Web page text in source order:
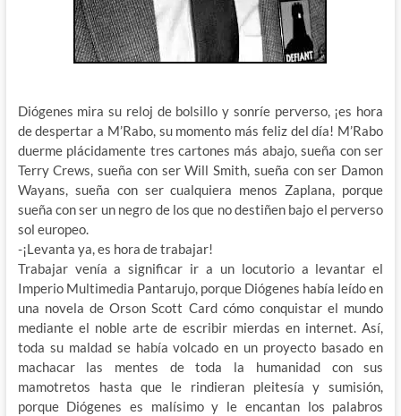
Diógenes mira su reloj de bolsillo y sonríe perverso, ¡es hora
de despertar a M’Rabo, su momento más feliz del día! M’Rabo
duerme plácidamente tres cartones más abajo, sueña con ser
Terry Crews, sueña con ser Will Smith, sueña con ser Damon
Wayans, sueña con ser cualquiera menos Zaplana, porque
sueña con ser un negro de los que no destiñen bajo el perverso
sol europeo.
-¡Levanta ya, es hora de trabajar!
Trabajar venía a significar ir a un locutorio a levantar el
Imperio Multimedia Pantarujo, porque Diógenes había leído en
una novela de Orson Scott Card cómo conquistar el mundo
mediante el noble arte de escribir mierdas en internet. Así,
toda su maldad se había volcado en un proyecto basado en
machacar las mentes de toda la humanidad con sus
mamotretos hasta que le rindieran pleitesía y sumisión,
porque Diógenes es malísimo y le encantan los palabros